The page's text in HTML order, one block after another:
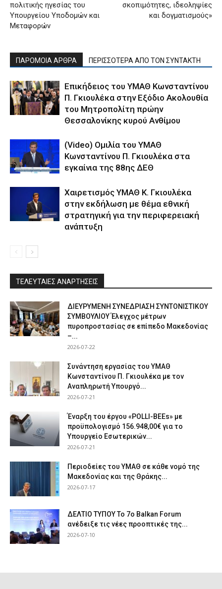
πολιτικής ηγεσίας του
Υπουργείου Υποδομών και
Μεταφορών
σκοπιμότητες, ιδεοληψίες
και δογματισμούς»
ΠΑΡΟΜΟΙΑ ΑΡΘΡΑ ΠΕΡΙΣΣΟΤΕΡΑ ΑΠΟ ΤΟΝ ΣΥΝΤΑΚΤΗ
Επικήδειος του ΥΜΑΘ Κωνσταντίνου
Π. Γκιουλέκα στην Εξόδιο Ακολουθία
του Μητροπολίτη πρώην
Θεσσαλονίκης κυρού Ανθίμου
(Video) Ομιλία του ΥΜΑΘ
Κωνσταντίνου Π. Γκιουλέκα στα
εγκαίνια της 88ης ΔΕΘ
Χαιρετισμός ΥΜΑΘ Κ. Γκιουλέκα
στην εκδήλωση με θέμα εθνική
στρατηγική για την περιφερειακή
ανάπτυξη
ΤΕΛΕΥΤΑΙΕΣ ΑΝΑΡΤΗΣΕΙΣ
ΔΙΕΥΡΥΜΕΝΗ ΣΥΝΕΔΡΙΑΣΗ ΣΥΝΤΟΝΙΣΤΙΚΟΥ
ΣΥΜΒΟΥΛΙΟΥ Έλεγχος μέτρων
πυροπροστασίας σε επίπεδο Μακεδονίας
–...
2026-07-22
Συνάντηση εργασίας του ΥΜΑΘ
Κωνσταντίνου Π. Γκιουλέκα με τον
Αναπληρωτή Υπουργό...
2026-07-21
Έναρξη του έργου «POLLI-BEEs» με
προϋπολογισμό 156.948,00€ για το
Υπουργείο Εσωτερικών...
2026-07-21
Περιοδείες του ΥΜΑΘ σε κάθε νομό της
Μακεδονίας και της Θράκης...
2026-07-17
ΔΕΛΤΙΟ ΤΥΠΟΥ Το 7ο Balkan Forum
ανέδειξε τις νέες προοπτικές της...
2026-07-10